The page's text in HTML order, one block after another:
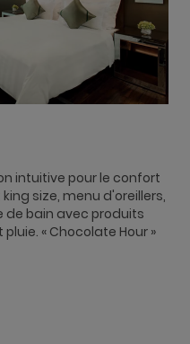
intuitive pour le confort
size, menu d'oreillers,
de bain avec produits
« Chocolate Hour »